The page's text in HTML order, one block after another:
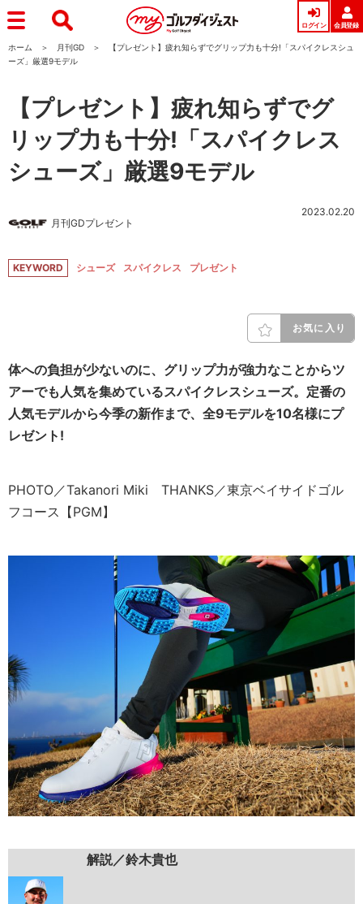
ログイン 会員登録
ホーム 月刊GD
【プレゼント】疲れ知らずでグリップ力も十分!「スパイクレスシュ
ーズ」厳選9モデル
【プレゼント】疲れ知らずでグ
リップ力も十分!「スパイクレス
シューズ」厳選9モデル
月刊GDプレゼント
2023.02.20
KEYWORD シューズ スパイクレス プレゼント
お気に入り
体への負担が少ないのに、グリップ力が強力なことからツ
アーでも人気を集めているスパイクレスシューズ。定番の
人気モデルから今季の新作まで、全9モデルを10名様にプ
レゼント!
PHOTO／Takanori Miki THANKS／東京ベイサイドゴル
フコース【PGM】
解説／鈴木貴也